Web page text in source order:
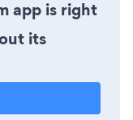
app is right
its